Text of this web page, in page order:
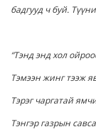
бадгууд ч буй.
“Тэнд энд хол
Тэмээн жинг тээж
Тэрэг чаргатай
Тэнгэр газрын